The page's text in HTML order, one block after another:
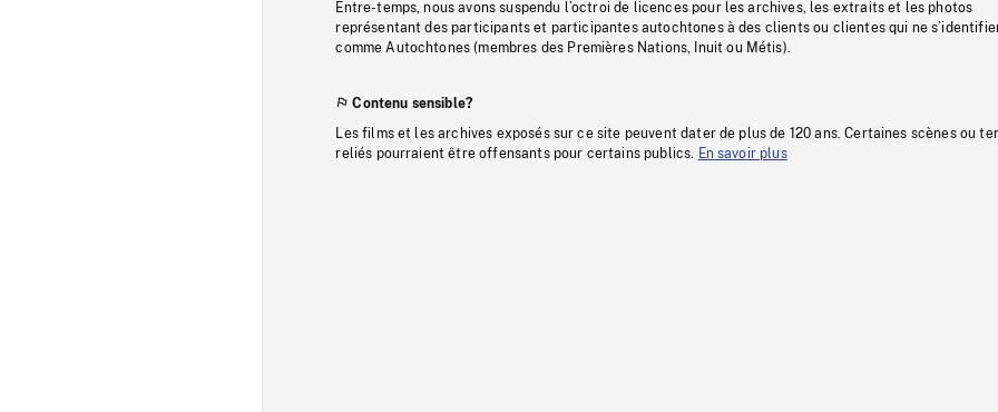
Entre-temps, nous avons suspendu l’octroi de licences pour les archives, les extraits et les photos
représentant des participants et participantes autochtones à des clients ou clientes qui ne
comme Autochtones (membres des Premières Nations, Inuit ou Métis).
Contenu sensible?
Les films et les archives exposés sur ce site peuvent dater de plus de 120 ans. Certaines scènes ou
reliés pourraient être offensants pour certains publics.
En savoir plus